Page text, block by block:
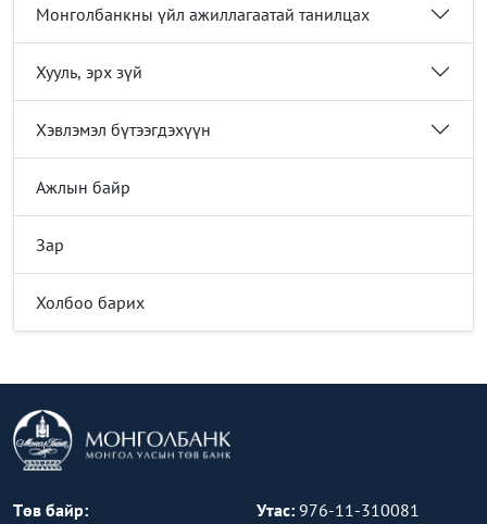
Монголбанкны үйл ажиллагаатай танилцах
Хууль, эрх зүй
Хэвлэмэл бүтээгдэхүүн
Ажлын байр
Зар
Холбоо барих
Төв байр:
Утас: 976-11-310081